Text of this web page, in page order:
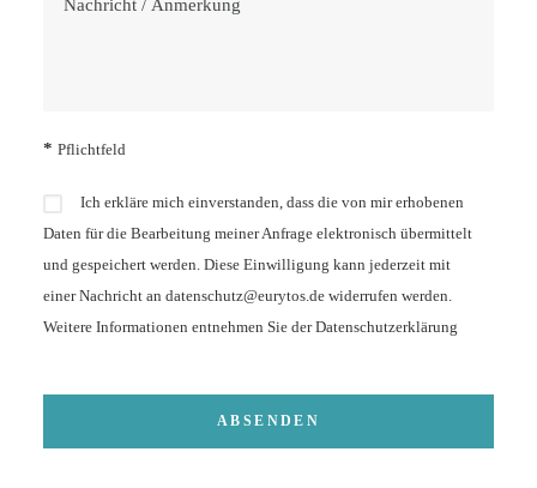
* Pflichtfeld
Ich erkläre mich einverstanden, dass die von mir erhobenen
Daten für die Bearbeitung meiner Anfrage elektronisch übermittelt
und gespeichert werden. Diese Einwilligung kann jederzeit mit
einer Nachricht an datenschutz@eurytos.de widerrufen werden.
Weitere Informationen entnehmen Sie derDatenschutzerklärung